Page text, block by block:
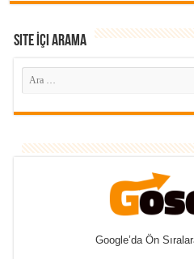
Site İçi Arama
Google’da Ön